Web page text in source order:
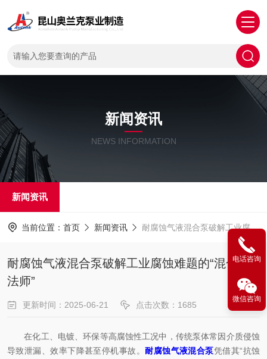
新闻资讯
NEWS INFORMATION
新闻资讯
当前位置： 首页 新闻资讯 耐腐蚀气液混合泵破解工业腐蚀难题的“混合魔法师”
耐腐蚀气液混合泵破解工业腐蚀难题的“混合魔
法师”
更新时间：2025-06-21 点击次数：1685
在化工、电镀、环保等高腐蚀性工况中，传统泵体常因介质侵蚀
导致泄漏、效率下降甚至停机事故。耐腐蚀气液混合泵凭借其“抗蚀
电话咨询
微信咨询